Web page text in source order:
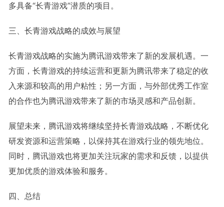
多具备“长青游戏”潜质的项目。
三、长青游戏战略的成效与展望
长青游戏战略的实施为腾讯游戏带来了新的发展机遇。一
方面，长青游戏的持续运营和更新为腾讯带来了稳定的收
入来源和较高的用户粘性；另一方面，与外部优秀工作室
的合作也为腾讯游戏带来了新的市场灵感和产品创新。
展望未来，腾讯游戏将继续坚持长青游戏战略，不断优化
研发资源和运营策略，以保持其在游戏行业的领先地位。
同时，腾讯游戏也将更加关注玩家的需求和反馈，以提供
更加优质的游戏体验和服务。
四、总结